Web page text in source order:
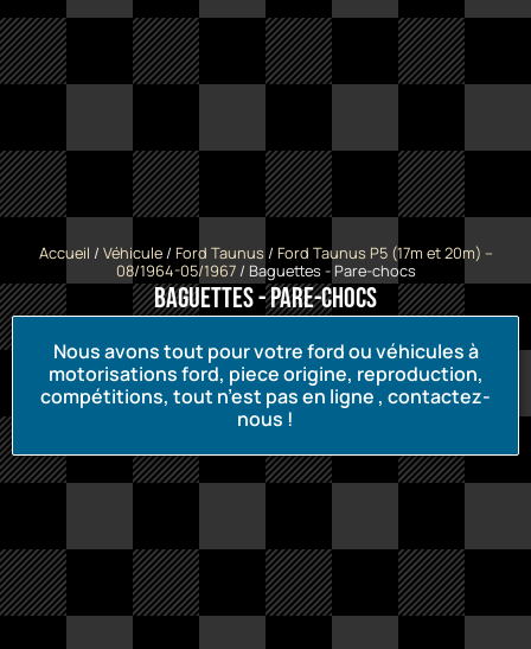
Accueil / Véhicule/ Ford Taunus / Ford Taunus P5 (17m et 20m) --
08/1964-05/1967/ Baguettes - Pare-chocs
Baguettes - Pare-chocs
Nous avons tout pour votre ford ou véhicules à
motorisations ford, piece origine, reproduction,
compétitions, tout n’est pas en ligne , contactez-
nous !